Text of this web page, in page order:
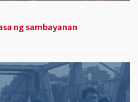
ng sambayanan